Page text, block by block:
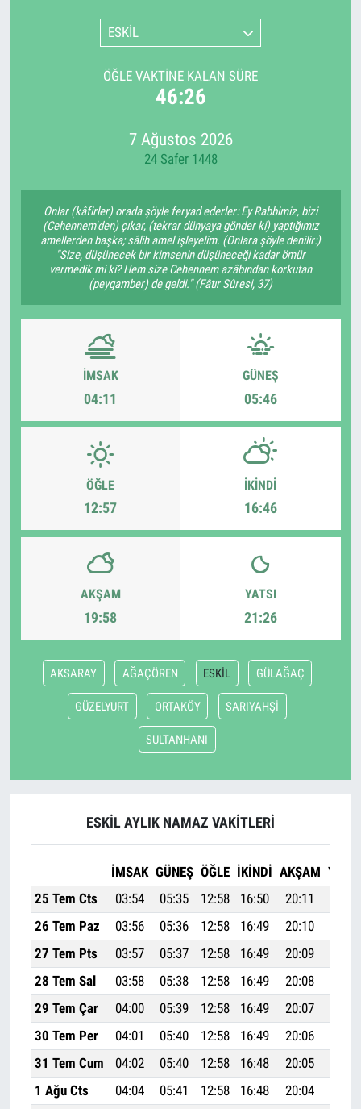
ESKİL
ÖĞLE VAKTINE KALAN SÜRE
46:26
7 Ağustos 2026
24 Safer 1448
Onlar (kâfirler) orada şöyle feryad ederler: Ey Rabbimiz, bizi
(Cehennem'den) çıkar, (tekrar dünyaya gönder ki) yaptığımız
amellerden başka; sâlih amel işleyelim. (Onlara şöyle denilir:)
"Size, düşünecek bir kimsenin düşüneceği kadar ömür
vermedik mi ki? Hem size Cehennem azâbından korkutan
(peygamber) de geldi." (Fâtır Sûresi, 37)
İMSAK
04:11
GÜNEŞ
05:46
ÖĞLE
12:57
İKINDI
16:46
AKŞAM
19:58
YATSI
21:26
AKSARAY AĞAÇÖREN ESKİL GÜLAĞAÇ
GÜZELYURT ORTAKÖY SARIYAHŞİ
SULTANHANI
ESKİL AYLIK NAMAZ VAKITLERI
İMSAK GÜNEŞ ÖĞLE İKINDI AKŞAM YATSI
25 Tem Cts
03:54 05:35 12:58 16:50 20:11
26 Tem Paz
03:56 05:36 12:58 16:49 20:10
27 Tem Pts
03:57 05:37 12:58 16:49 20:09
28 Tem Sal
03:58 05:38 12:58 16:49 20:08
29 Tem Çar
04:00 05:39 12:58 16:49 20:07
30 Tem Per
04:01 05:40 12:58 16:49 20:06
31 Tem Cum
04:02 05:40 12:58 16:48 20:05
1 Ağu Cts
04:04 05:41 12:58 16:48 20:04